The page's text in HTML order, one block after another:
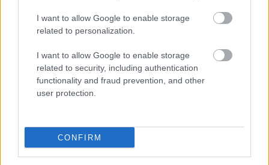
I want to allow Google to enable storage
related to personalization.
I want to allow Google to enable storage
related to security, including authentication
functionality and fraud prevention, and other
user protection.
CONFIRM
Ο Σπύρος Γραμμένος στην Τεχνόπολη του
Δήμου Αθηναίων